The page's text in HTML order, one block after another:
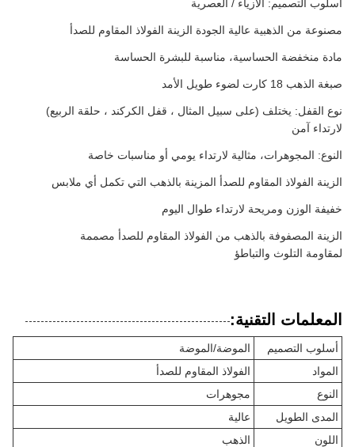
أسلوب التصميم: الأزياء / العصرية
مصنوعة من الذهبية عالية الجودة الزينة الفولاذ المقاوم للصدأ
مادة منخفضة الحساسية، مناسبة للبشرة الحساسة
صبغة الذهب 18 كارت لضوء طويل الأمد
نوع القفل: يختلف (على سبيل المثال ، قفل الكركند ، حلقة الربيع)
لارتداء آمن
النوع: المجوهرات، مثالية لارتداء يومي أو مناسبات خاصة
الزينة الفولاذ المقاوم للصدأ المزينة بالذهب التي تكمل أي ملابس
خفيفة الوزن ومريحة لارتداء طوال اليوم
الزينة المصفوفة بالذهب من الفولاذ المقاوم للصدأ مصممة
لمقاومة التلوث والتباطؤ
المعلمات التقنية:
أسلوب التصميم
الموضة/الموضة
المواد
الفولاذ المقاوم للصدأ
النوع
مجوهرات
المدى الطويل
عالية
اللون
الذهب